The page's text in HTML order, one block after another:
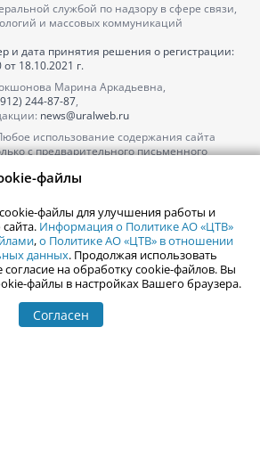
службой по надзору в сфере связи,
и массовых коммуникаций
и дата принятия решения о регистрации:
от 18.10.2021 г.
Марина Аркадьевна,
244-87-87,
news@uralweb.ru
использование содержания сайта
с предварительного письменного
рекламы обращайтесь по тел.
информации в разделе «Афиша»
на использование сайта
обработки персональных данных
файлы
файлы для улучшения работы и
Информация о Политике АО «ЦТВ»
,о Политике АО «ЦТВ» в отношении
данных. Продолжая использовать
согласие на обработку cookie-файлов. Вы
файлы в настройках Вашего браузера.
Согласен